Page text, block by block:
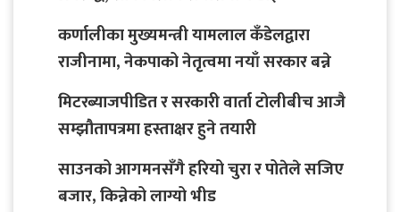
कर्णालीका मुख्यमन्त्री यामलाल कँडेलद्वारा
राजीनामा, नेकपाको नेतृत्वमा नयाँ सरकार बन्ने
मिटरब्याजपीडित र सरकारी वार्ता टोलीबीच आजै
सम्झौतापत्रमा हस्ताक्षर हुने तयारी
साउनको आगमनसँगै हरियो चुरा र पोतेले सजिए
बजार, किन्नेको लाग्यो भीड